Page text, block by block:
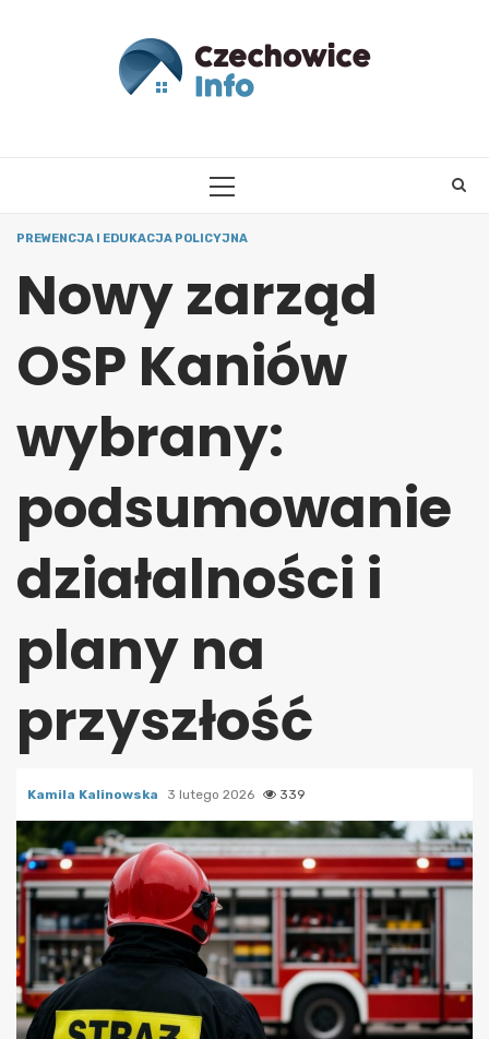
PRIMARY
PREWENCJA I EDUKACJA POLICYJNA
Nowy zarząd
OSP Kaniów
wybrany:
podsumowanie
działalności i
plany na
przyszłość
Kamila Kalinowska 3 lutego 2026 339